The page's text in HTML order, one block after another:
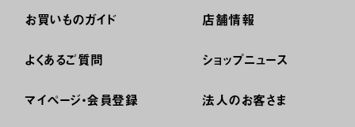
お買いものガイド
よくあるご質問
マイページ・会員登録
店舗情報
ショップニュース
法人のお客さま